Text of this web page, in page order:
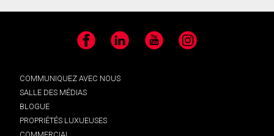
Facebook LinkedIn YouTube Instagram
COMMUNIQUEZ AVEC NOUS
SALLE DES MÉDIAS
BLOGUE
PROPRIÉTÉS LUXUEUSES